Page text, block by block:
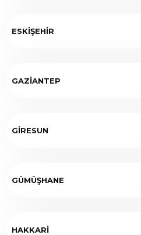
ESKİŞEHİR
GAZİANTEP
GİRESUN
GÜMÜŞHANE
HAKKARİ